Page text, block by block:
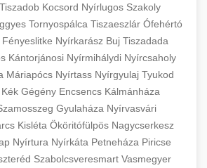
optimization experts
surgeons. Learn about
and consultation options
enhancement.
cosmetic breast surgery
+
tuck procedures to achieve a
toned abdomen. Consultation
plastic surgeons and
aftercare.
szeptest.com
contouring surgery
+
blepharoplasty procedures to
appearance. Upper and lower
with experienced cosmetic
surgeons.
Számának
Növelése
+
Tiszadob Kocsord Nyírlugos Szakoly
Tornyospálca Tiszaeszlár Ófehértó
Fényeslitke Nyírkarász Buj Tiszadada
Kántorjánosi Nyírmihálydi Nyírcsaholy
Máriapócs Nyírtass Nyírgyulaj Tyukod
Kék Gégény Encsencs Kálmánháza
Gyulaháza Nyírvasvári
Kisléta Ököritófülpös Nagycserkesz
Nyírtura Nyírkáta Petneháza Piricse
Szabolcsveresmart Vasmegyer